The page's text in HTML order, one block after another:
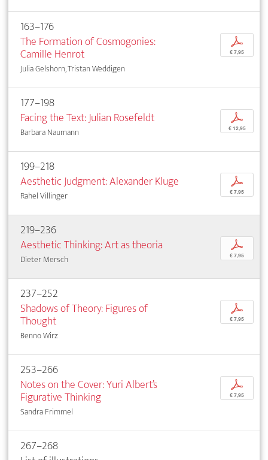
163–176
The Formation of Cosmogonies:
Camille Henrot
Julia Gelshorn, Tristan Weddigen
p
€ 7,95
177–198
Facing the Text: Julian Rosefeldt
Barbara Naumann
p
€ 12,95
199–218
Aesthetic Judgment: Alexander Kluge
Rahel Villinger
p
€ 7,95
219–236
Aesthetic Thinking: Art as theoria
Dieter Mersch
p
€ 7,95
237–252
Shadows of Theory: Figures of
Thought
Benno Wirz
p
€ 7,95
253–266
Notes on the Cover: Yuri Albert’s
Figurative Thinking
Sandra Frimmel
p
€ 7,95
267–268